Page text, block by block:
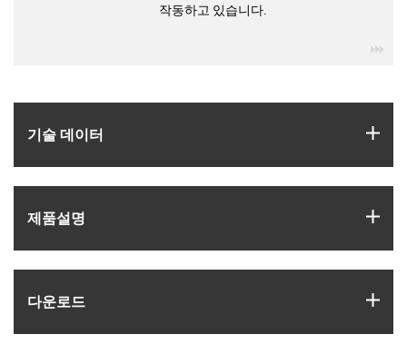
기술 데이터
제품­설명
다운로드
작동하고 있습니다.